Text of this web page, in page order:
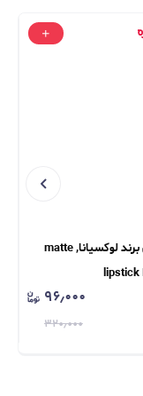
رژ لب های برند لوکسیانا, matte
lipstick
۹۶٫۰۰۰
۳۲۰٫۰۰۰